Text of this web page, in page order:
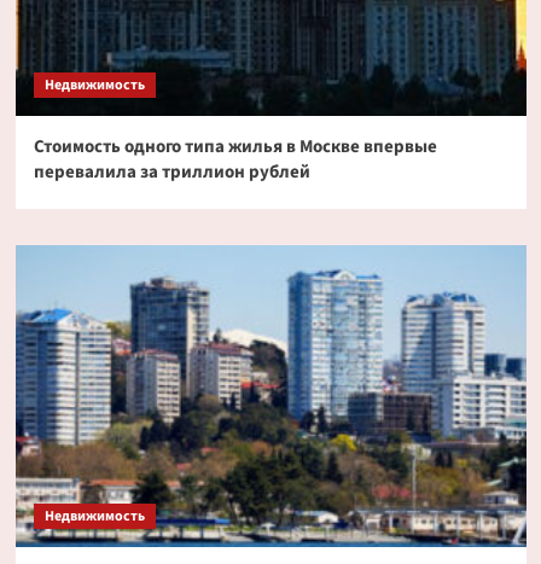
Недвижимость
Стоимость одного типа жилья в Москве впервые
перевалила за триллион рублей
Недвижимость